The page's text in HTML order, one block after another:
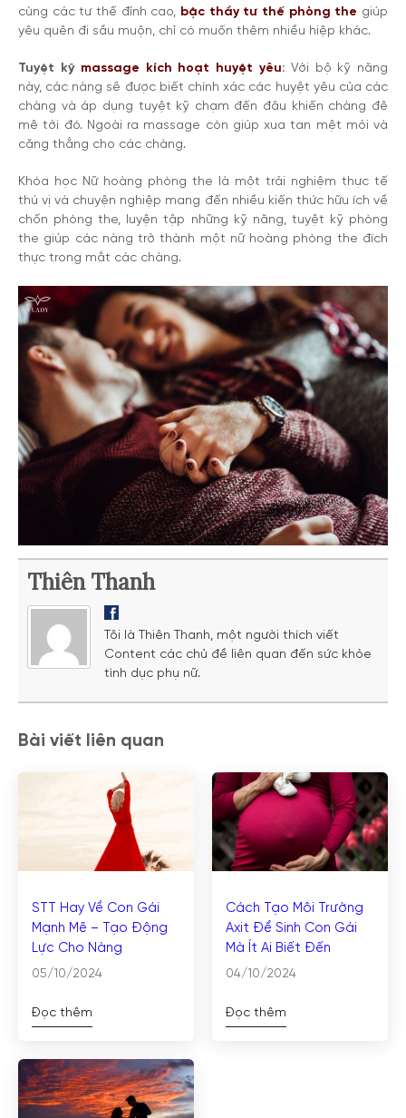
cùng các tư thế đỉnh cao, bậc thầy tư thế phòng the giúp
yêu quên đi sầu muộn, chỉ có muốn thêm nhiều hiệp khác.
Tuyệt kỹ massage kích hoạt huyệt yêu: Với bộ kỹ năng
này, các nàng sẽ được biết chính xác các huyệt yêu của các
chàng và áp dụng tuyệt kỹ chạm đến đâu khiến chàng đê
mê tới đó. Ngoài ra massage còn giúp xua tan mệt mỏi và
căng thẳng cho các chàng.
Khóa học Nữ hoàng phòng the là một trải nghiệm thực tế
thú vị và chuyện nghiệp mang đến nhiều kiến thức hữu ích về
chốn phòng the, luyện tập những kỹ năng, tuyệt kỹ phòng
the giúp các nàng trở thành một nữ hoàng phòng the đích
thực trong mắt các chàng.
Thiên Thanh
Tôi là Thiên Thanh, một người thích viết
Content các chủ đề liên quan đến sức khỏe
tình dục phụ nữ.
Bài viết liên quan
STT Hay Về Con Gái
Mạnh Mẽ – Tạo Động
Lực Cho Nàng
05/10/2024
Đọc thêm
Cách Tạo Môi Trường
Axit Để Sinh Con Gái
Mà Ít Ai Biết Đến
04/10/2024
Đọc thêm